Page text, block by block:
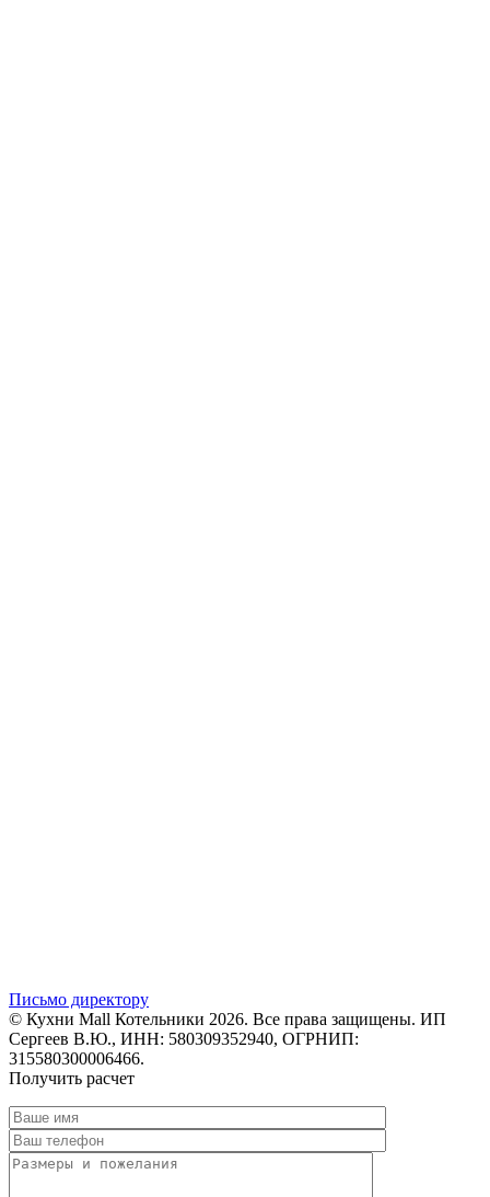
Письмо директору
© Кухни Mall Котельники 2026. Все права защищены. ИП
Сергеев В.Ю., ИНН: 580309352940, ОГРНИП:
315580300006466.
Получить расчет